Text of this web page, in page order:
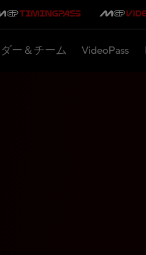
ー＆チーム VideoPass